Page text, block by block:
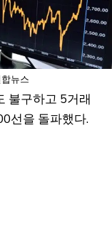
뉴스
불구하고 5거래
선을 돌파했다.